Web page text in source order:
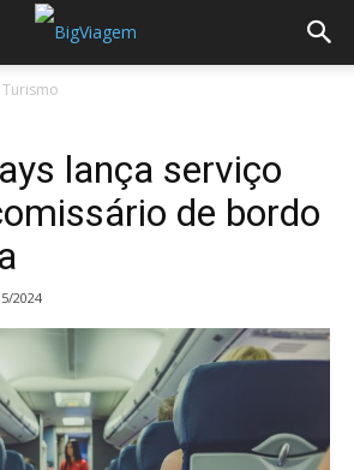
lança serviço
de bordo
2024